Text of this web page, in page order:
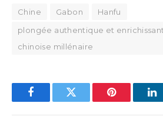
Chine Gabon
Hanfu
plongée authentique et
chinoise millénaire
FacebookTwitter Pinterest